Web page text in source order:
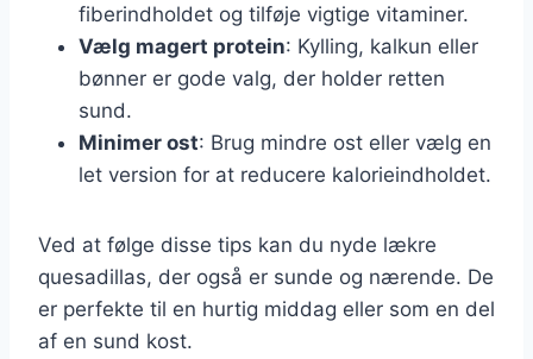
fiberindholdet og tilføje vigtige vitaminer.
Vælg magert protein: Kylling, kalkun eller
bønner er gode valg, der holder retten
sund.
Minimer ost: Brug mindre ost eller vælg en
let version for at reducere kalorieindholdet.
Ved at følge disse tips kan du nyde lækre
quesadillas, der også er sunde og nærende. De
er perfekte til en hurtig middag eller som en del
af en sund kost.